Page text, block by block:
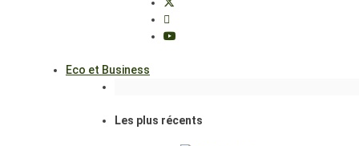
Eco et Business
Les plus récents